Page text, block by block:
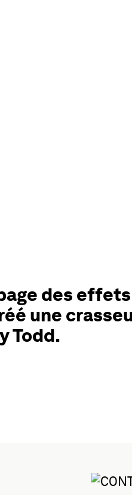
des
une
Todd.